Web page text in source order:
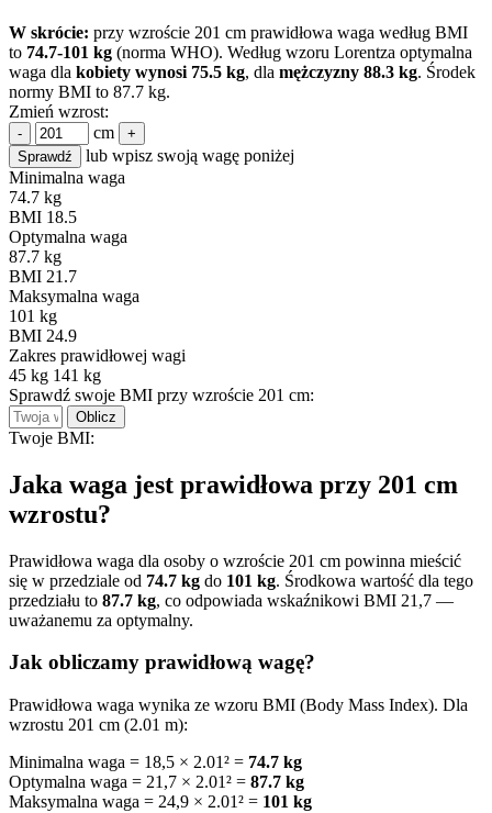
W skrócie: przy wzroście 201 cm prawidłowa waga według BMI
to 74.7-101 kg (norma WHO). Według wzoru Lorentza optymalna
waga dla kobiety wynosi 75.5 kg, dla mężczyzny 88.3 kg. Środek
normy BMI to 87.7 kg.
Zmień wzrost:
- cm
+
Sprawdź
lub wpisz swoją wagę poniżej
Minimalna waga
74.7 kg
BMI 18.5
Optymalna waga
87.7 kg
BMI 21.7
Maksymalna waga
101 kg
BMI 24.9
Zakres prawidłowej wagi
45 kg 141 kg
Sprawdź swoje BMI przy wzroście 201 cm:
Oblicz
Twoje BMI:
Jaka waga jest prawidłowa przy 201 cm
wzrostu?
Prawidłowa waga dla osoby o wzroście 201 cm powinna mieścić
się w przedziale od 74.7 kg do 101 kg. Środkowa wartość dla tego
przedziału to 87.7 kg, co odpowiada wskaźnikowi BMI 21,7 —
uważanemu za optymalny.
Jak obliczamy prawidłową wagę?
Prawidłowa waga wynika ze wzoru BMI (Body Mass Index). Dla
wzrostu 201 cm (2.01 m):
Minimalna waga = 18,5 × 2.01² = 74.7 kg
Optymalna waga = 21,7 × 2.01² = 87.7 kg
Maksymalna waga = 24,9 × 2.01² = 101 kg